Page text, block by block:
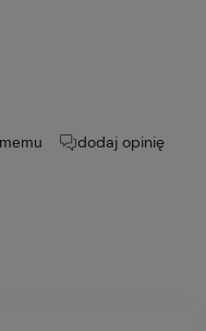
dodaj opinię